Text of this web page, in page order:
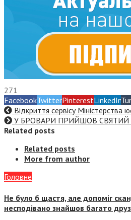
271
FacebookTwitterPinterestLinkedIn
Відкриття сервісу Міністерства
У БРОВАРИ ПРИЙШОВ
Related posts
Related posts
More from author
Головне
Не було б щастя, але допоміг
несподівано знайшов багато